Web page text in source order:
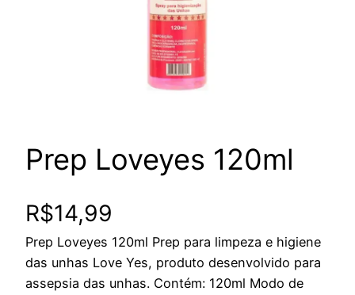
Prep Loveyes 120ml
R$14,99
Prep Loveyes 120ml Prep para limpeza e higiene
das unhas Love Yes, produto desenvolvido para
assepsia das unhas. Contém: 120ml Modo de